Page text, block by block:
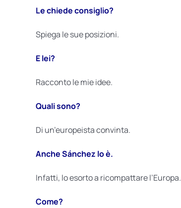
Le chiede consiglio?
Spiega le sue posizioni.
E lei?
Racconto le mie idee.
Quali sono?
Di un’europeista convinta.
Anche Sánchez lo è.
Infatti, lo esorto a ricompattare l’Europa.
Come?